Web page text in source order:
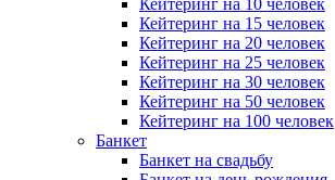
Кейтеринг на 10 человек
Кейтеринг на 15 человек
Кейтеринг на 20 человек
Кейтеринг на 25 человек
Кейтеринг на 30 человек
Кейтеринг на 50 человек
Кейтеринг на 100 человек
Банкет
Банкет на свадьбу